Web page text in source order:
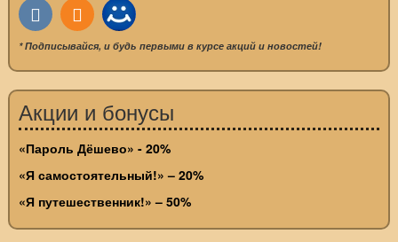
* Подписывайся, и будь первыми в курсе акций и новостей!
Акции и бонусы
«Пароль Дёшево» - 20%
«Я самостоятельный!» – 20%
«Я путешественник!» – 50%